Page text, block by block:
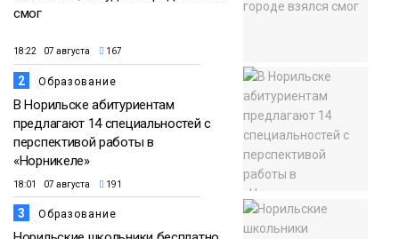
смог
18:22 07 августа 167
2 Образование
В Норильске абитуриентам
предлагают 14 специальностей с
перспективой работы в
«Норникеле»
18:01 07 августа 191
3 Образование